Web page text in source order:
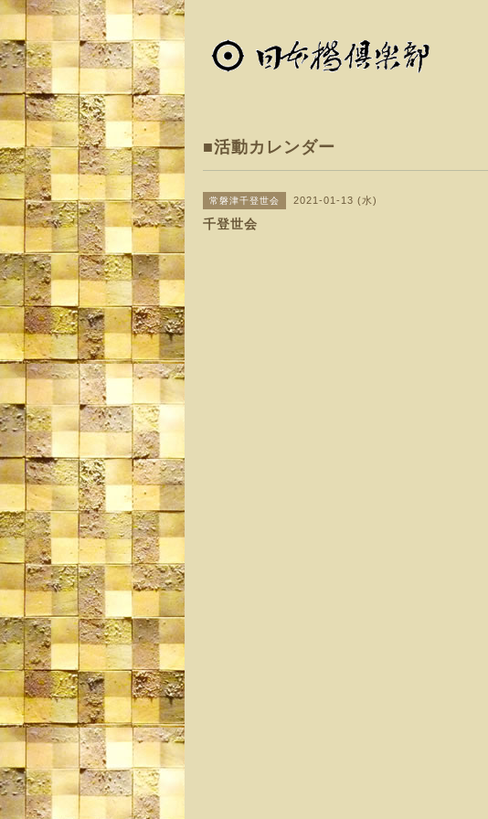
■活動カレンダー
常磐津千登世会 2021-01-13 (水)
千登世会